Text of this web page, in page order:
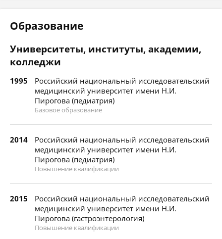
Образование
Университеты, институты, академии,
колледжи
1995
Российский национальный исследовательский
медицинский университет имени Н.И.
Пирогова (педиатрия)
Базовое образование
2014
Российский национальный исследовательский
медицинский университет имени Н.И.
Пирогова (педиатрия)
Повышение квалификации
2015
Российский национальный исследовательский
медицинский университет имени Н.И.
Пирогова (гастроэнтерология)
Повышение квалификации